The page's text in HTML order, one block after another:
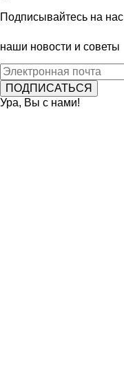
Подписывайтесь на нас
наши новости и советы
Ура, Вы с нами!